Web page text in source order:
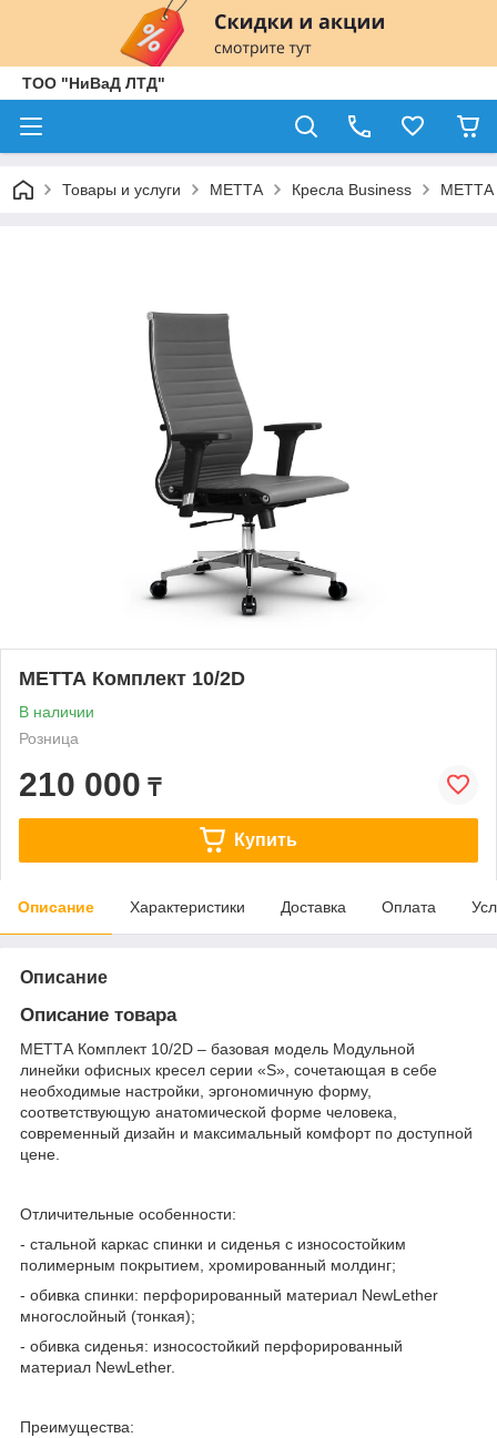
ТОО "НиВаД ЛТД"
Товары и услуги МЕТТА Кресла Business МЕТТА
МЕТТА Комплект 10/2D
В наличии
Розница
210 000 ₸
Купить
Описание Характеристики Доставка Оплата
Описание
Описание товара
МЕТТА Комплект 10/2D – базовая модель Модульной
линейки офисных кресел серии «S», сочетающая в себе
необходимые настройки, эргономичную форму,
соответствующую анатомической форме человека,
современный дизайн и максимальный комфорт по доступной
цене.
Отличительные особенности:
- стальной каркас спинки и сиденья с износостойким
полимерным покрытием, хромированный молдинг;
- обивка спинки: перфорированный материал NewLether
многослойный (тонкая);
- обивка сиденья: износостойкий перфорированный
материал NewLether.
Преимущества: